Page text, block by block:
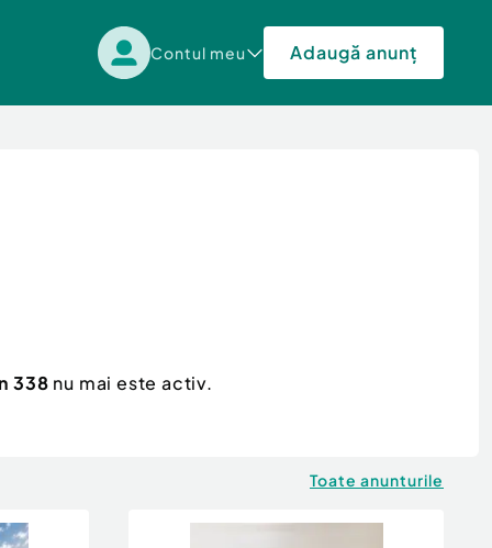
Contul meu Adaugă anunț
338 nu mai este activ.
Toate anunturile